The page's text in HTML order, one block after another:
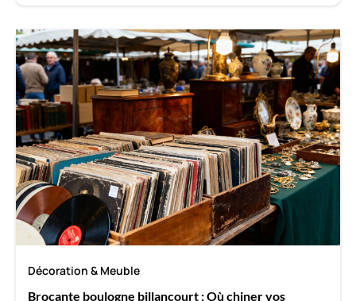
Décoration & Meuble
Brocante boulogne billancourt : Où chiner vos